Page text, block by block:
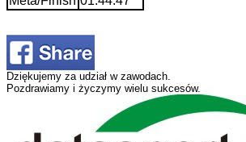
Dziękujemy za udział w zawodach.
Pozdrawiamy i życzymy wielu sukcesów.